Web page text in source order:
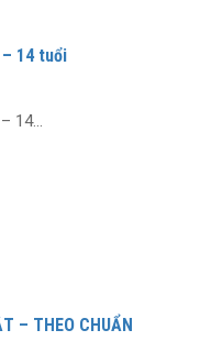
– 14 tuổi
14...
– THEO CHUẨN